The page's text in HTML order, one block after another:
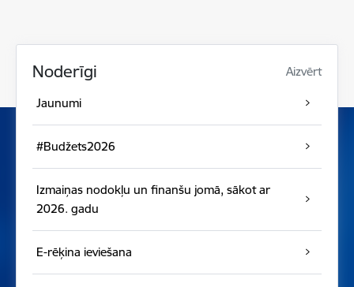
Noderīgi Aizvērt
Jaunumi
#Budžets2026
Izmaiņas nodokļu un finanšu jomā, sākot ar
2026. gadu
E-rēķina ieviešana